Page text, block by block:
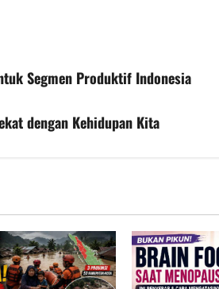
Segmen Produktif Indonesia
dengan Kehidupan Kita